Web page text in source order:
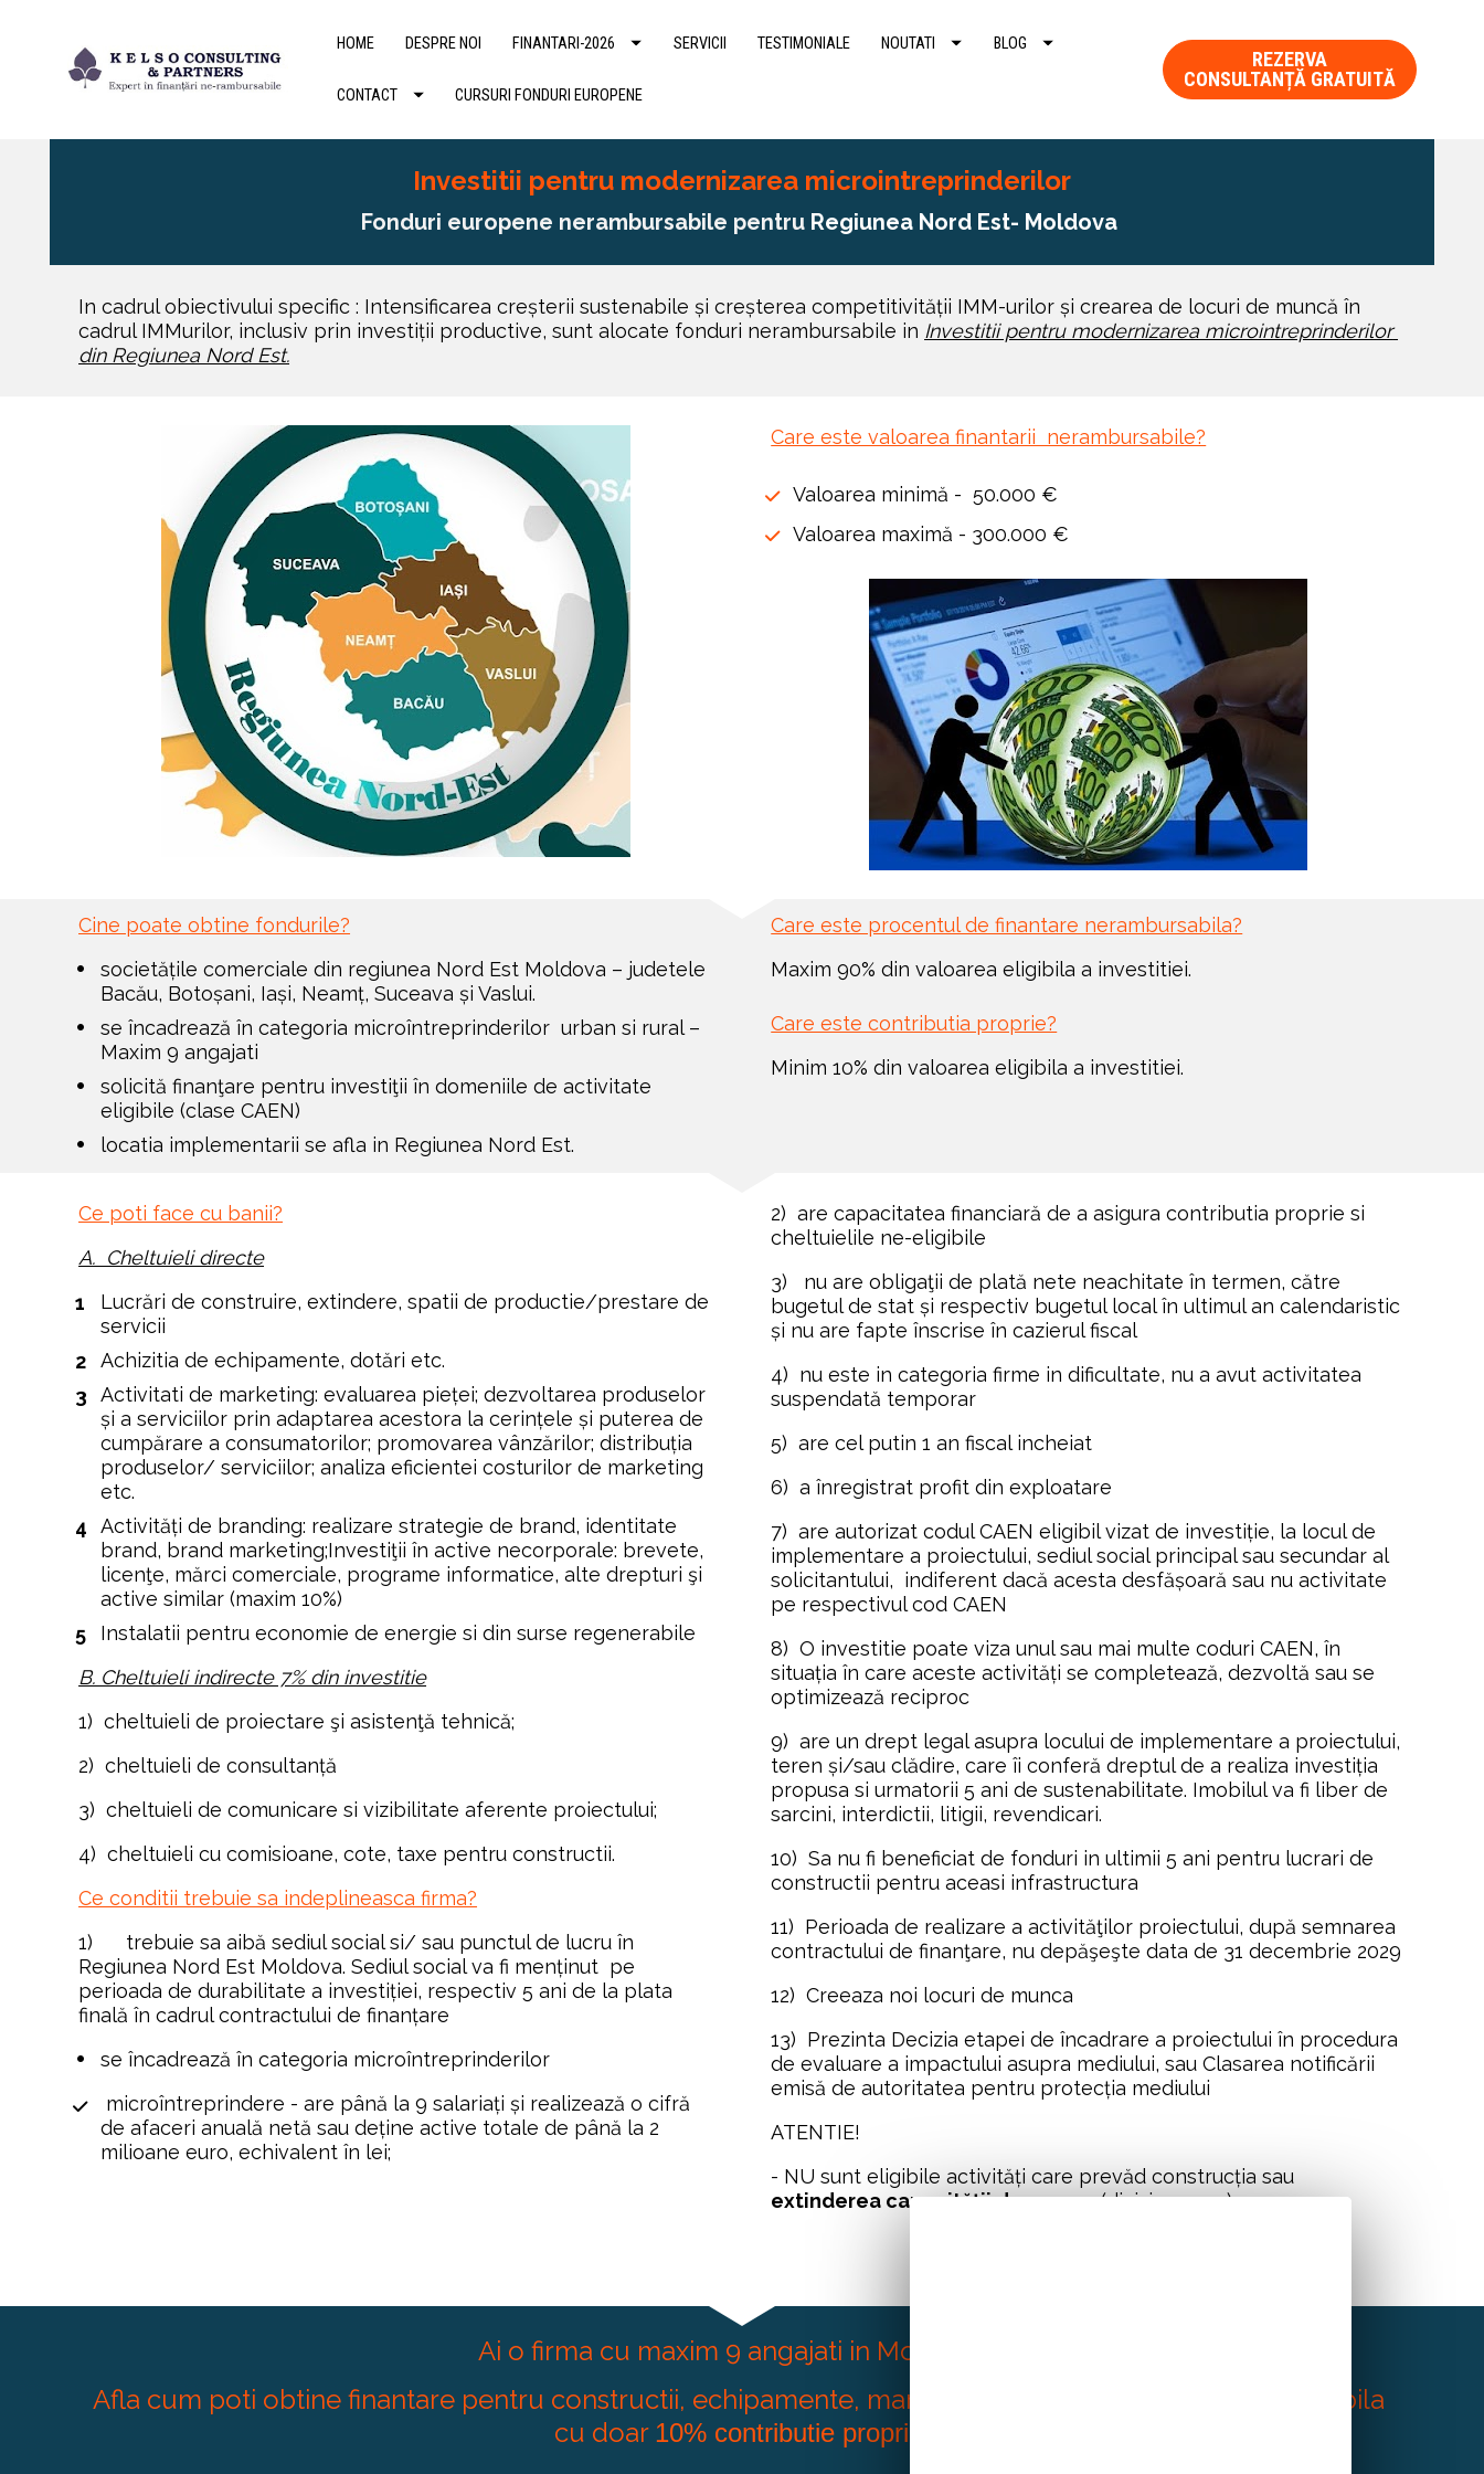
HOME DESPRE NOI FINANTARI-2026 SERVICII TESTIMONIALE NOUTATI BLOG
CONTACT CURSURI FONDURI EUROPENE
REZERVA
CONSULTANȚĂ GRATUITĂ
Investitii pentru modernizarea microintreprinderilor
Fonduri europene nerambursabile pentru Regiunea Nord Est- Moldova
In cadrul obiectivului specific : Intensificarea creșterii sustenabile și creșterea competitivității IMM-urilor și crearea de locuri de muncă în
cadrul IMMurilor, inclusiv prin investiții productive, sunt alocate fonduri nerambursabile in Investitii pentru modernizarea microintreprinderilor
din Regiunea Nord Est.
Care este valoarea finantarii  nerambursabile?
Valoarea minimă -  50.000 €
Valoarea maximă - 300.000 €
Cine poate obtine fondurile?
societățile comerciale din regiunea Nord Est Moldova – judetele
Bacău, Botoșani, Iași, Neamț, Suceava și Vaslui.
se încadrează în categoria microîntreprinderilor  urban si rural –
Maxim 9 angajati
solicită finanţare pentru investiţii în domeniile de activitate
eligibile (clase CAEN)
locatia implementarii se afla in Regiunea Nord Est.
Care este procentul de finantare nerambursabila?
Maxim 90% din valoarea eligibila a investitiei.
Care este contributia proprie?
Minim 10% din valoarea eligibila a investitiei.
Ce poti face cu banii?
A.  Cheltuieli directe
Lucrări de construire, extindere, spatii de productie/prestare de
servicii
Achizitia de echipamente, dotări etc.
Activitati de marketing: evaluarea pieței; dezvoltarea produselor
și a serviciilor prin adaptarea acestora la cerințele și puterea de
cumpărare a consumatorilor; promovarea vânzărilor; distribuția
produselor/ serviciilor; analiza eficientei costurilor de marketing
etc.
Activități de branding: realizare strategie de brand, identitate
brand, brand marketing;Investiţii în active necorporale: brevete,
licenţe, mărci comerciale, programe informatice, alte drepturi şi
active similar (maxim 10%)
Instalatii pentru economie de energie si din surse regenerabile
B. Cheltuieli indirecte 7% din investitie
1)  cheltuieli de proiectare şi asistenţă tehnică;
2)  cheltuieli de consultanță
3)  cheltuieli de comunicare si vizibilitate aferente proiectului;
4)  cheltuieli cu comisioane, cote, taxe pentru constructii.
Ce conditii trebuie sa indeplineasca firma?
1)      trebuie sa aibă sediul social si/ sau punctul de lucru în
Regiunea Nord Est Moldova. Sediul social va fi menținut  pe
perioada de durabilitate a investiției, respectiv 5 ani de la plata
finală în cadrul contractului de finanțare
se încadrează în categoria microîntreprinderilor
microîntreprindere - are până la 9 salariați și realizează o cifră
de afaceri anuală netă sau deține active totale de până la 2
milioane euro, echivalent în lei;
2)  are capacitatea financiară de a asigura contributia proprie si
cheltuielile ne-eligibile
3)   nu are obligaţii de plată nete neachitate în termen, către
bugetul de stat și respectiv bugetul local în ultimul an calendaristic
și nu are fapte înscrise în cazierul fiscal
4)  nu este in categoria firme in dificultate, nu a avut activitatea
suspendată temporar
5)  are cel putin 1 an fiscal incheiat
6)  a înregistrat profit din exploatare
7)  are autorizat codul CAEN eligibil vizat de investiție, la locul de
implementare a proiectului, sediul social principal sau secundar al
solicitantului,  indiferent dacă acesta desfășoară sau nu activitate
pe respectivul cod CAEN
8)  O investitie poate viza unul sau mai multe coduri CAEN, în
situația în care aceste activități se completează, dezvoltă sau se
optimizează reciproc
9)  are un drept legal asupra locului de implementare a proiectului,
teren și/sau clădire, care îi conferă dreptul de a realiza investiția
propusa si urmatorii 5 ani de sustenabilitate. Imobilul va fi liber de
sarcini, interdictii, litigii, revendicari.
10)  Sa nu fi beneficiat de fonduri in ultimii 5 ani pentru lucrari de
constructii pentru aceasi infrastructura
11)  Perioada de realizare a activităţilor proiectului, după semnarea
contractului de finanţare, nu depăşeşte data de 31 decembrie 2029
12)  Creeaza noi locuri de munca
13)  Prezinta Decizia etapei de încadrare a proiectului în procedura
de evaluare a impactului asupra mediului, sau Clasarea notificării
emisă de autoritatea pentru protecția mediului
ATENTIE!
extinderea capacității de cazare (diviziunea 55)
Ai o firma cu maxim 9 angajati in Moldova?
Afla cum poti obtine finantare pentru constructii, echipamente, marketing, branding, energie regenerabila
cu doar 10% contributie proprie!